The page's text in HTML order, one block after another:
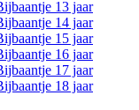
13 jaar
14 jaar
15 jaar
16 jaar
17 jaar
18 jaar